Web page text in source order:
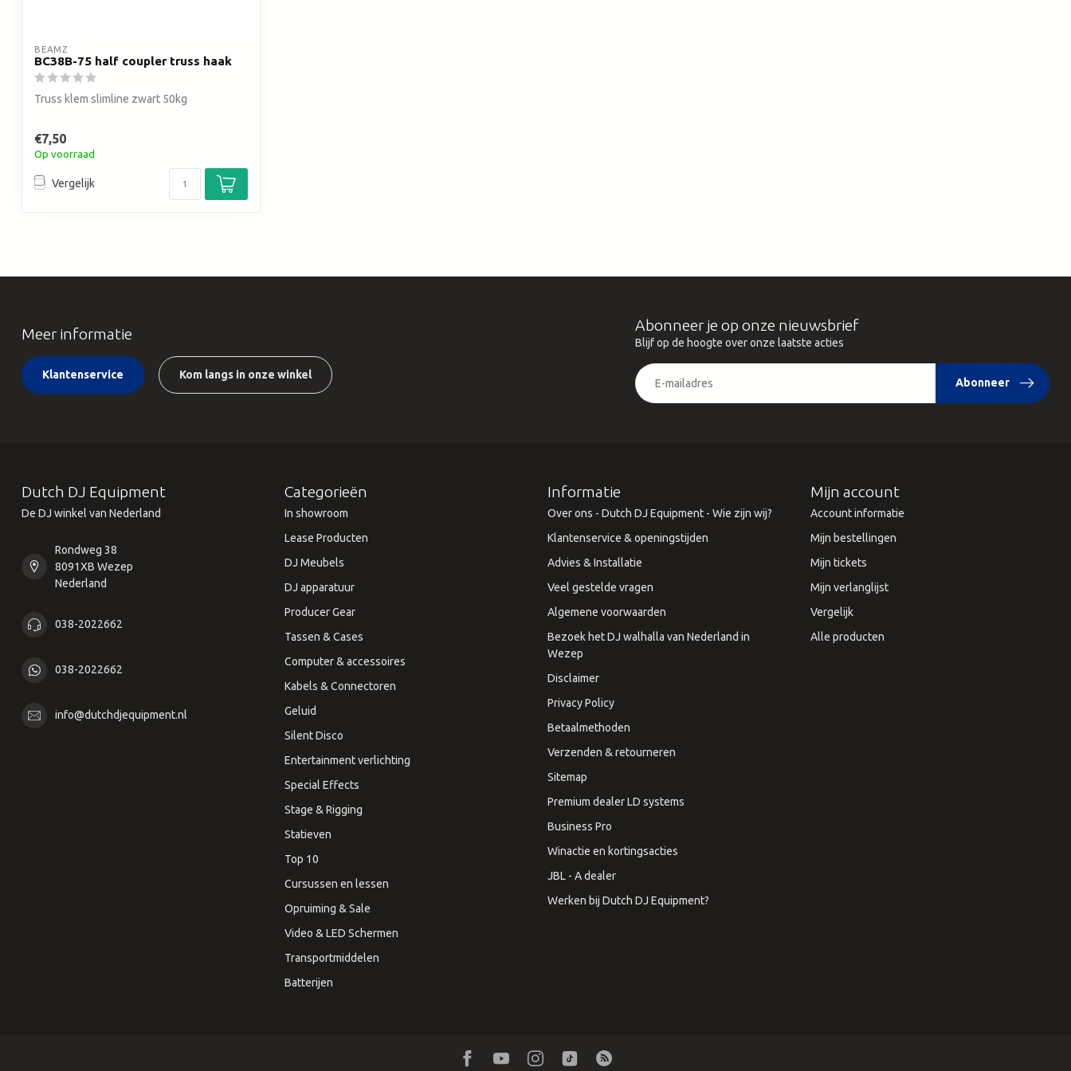
BEAMZ
BC38B-75 half coupler truss haak
Truss klem slimline zwart 50kg
€7,50
Op voorraad
Vergelijk
Meer informatie
Klantenservice Kom langs in onze winkel
Abonneer je op onze nieuwsbrief
Blijf op de hoogte over onze laatste acties
Abonneer
Dutch DJ Equipment
De DJ winkel van Nederland
Rondweg 38
8091XB Wezep
Nederland
038-2022662
038-2022662
info@dutchdjequipment.nl
Categorieën
In showroom
Lease Producten
DJ Meubels
DJ apparatuur
Producer Gear
Tassen & Cases
Computer & accessoires
Kabels & Connectoren
Geluid
Silent Disco
Entertainment verlichting
Special Effects
Stage & Rigging
Statieven
Top 10
Cursussen en lessen
Opruiming & Sale
Video & LED Schermen
Transportmiddelen
Batterijen
Informatie
Over ons - Dutch DJ Equipment - Wie zijn wij?
Klantenservice & openingstijden
Advies & Installatie
Veel gestelde vragen
Algemene voorwaarden
Bezoek het DJ walhalla van Nederland in
Wezep
Disclaimer
Privacy Policy
Betaalmethoden
Verzenden & retourneren
Sitemap
Premium dealer LD systems
Business Pro
Winactie en kortingsacties
JBL - A dealer
Werken bij Dutch DJ Equipment?
Mijn account
Account informatie
Mijn bestellingen
Mijn tickets
Mijn verlanglijst
Vergelijk
Alle producten